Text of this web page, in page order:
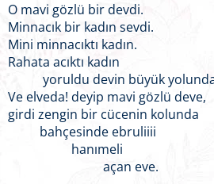
O mavi gözlü bir devdi.
Minnacık bir kadın sevdi.
Mini minnacıktı kadın.
Rahata acıktı kadın
yoruldu devin büyük
Ve elveda! deyip mavi gözlü deve,
girdi zengin bir cücenin kolunda
bahçesinde ebruliiii
hanımeli
açan eve.